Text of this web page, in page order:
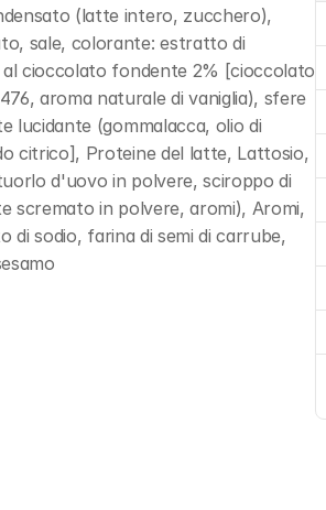
(latte intero, zucchero),
sale, colorante: estratto di
cioccolato fondente 2% [cioccolato
aroma naturale di vaniglia), sfere
lucidante (gommalacca, olio di
citrico], Proteine del latte, Lattosio,
d'uovo in polvere, sciroppo di
scremato in polvere, aromi), Aromi,
di sodio, farina di semi di carrube,